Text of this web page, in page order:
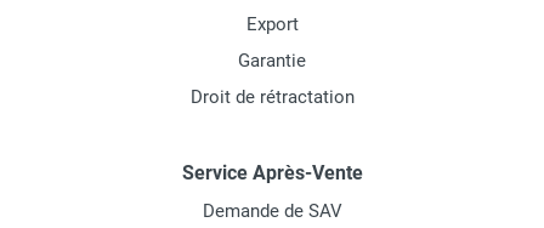
Export
Garantie
Droit de rétractation
Service Après-Vente
Demande de SAV